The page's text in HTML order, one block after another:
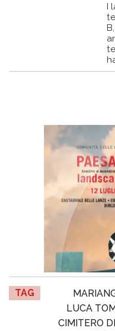
I
TAG
LUCA
CIMITERO